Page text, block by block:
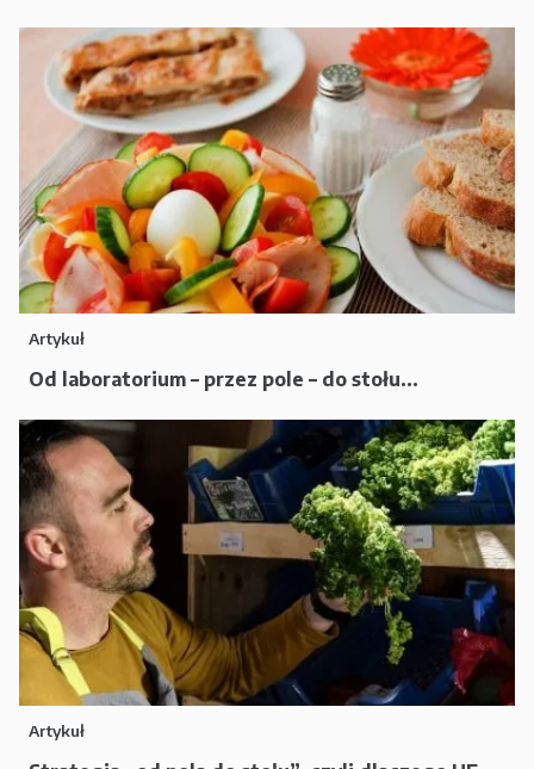
Artykuł
Od laboratorium – przez pole – do stołu...
Artykuł